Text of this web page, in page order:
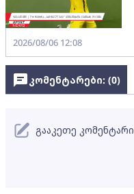
2026/08/06 12:08
კომენტარები: (0)
გააკეთე კომენტარი